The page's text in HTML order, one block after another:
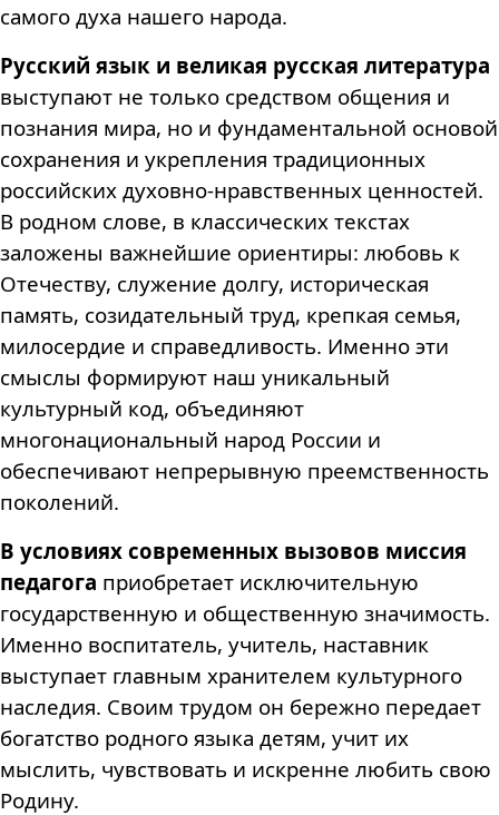
самого духа нашего народа.
Русский язык и великая русская литература
выступают не только средством общения и
познания мира, но и фундаментальной основой
сохранения и укрепления традиционных
российских духовно-нравственных ценностей.
В родном слове, в классических текстах
заложены важнейшие ориентиры: любовь к
Отечеству, служение долгу, историческая
память, созидательный труд, крепкая семья,
милосердие и справедливость. Именно эти
смыслы формируют наш уникальный
культурный код, объединяют
многонациональный народ России и
обеспечивают непрерывную преемственность
поколений.
В условиях современных вызовов миссия
педагога приобретает исключительную
государственную и общественную значимость.
Именно воспитатель, учитель, наставник
выступает главным хранителем культурного
наследия. Своим трудом он бережно передает
богатство родного языка детям, учит их
мыслить, чувствовать и искренне любить свою
Родину.